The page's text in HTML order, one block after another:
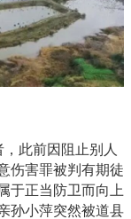
此前因阻止别人
伤害罪被判有期徒
于正当防卫而向上
孙小萍突然被道县